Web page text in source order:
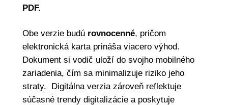
PDF.
Obe verzie budú rovnocenné, pričom
elektronická karta prináša viacero výhod.
Dokument si vodič uloží do svojho mobilného
zariadenia, čím sa minimalizuje riziko jeho
straty. Digitálna verzia zároveň reflektuje
súčasné trendy digitalizácie a poskytuje